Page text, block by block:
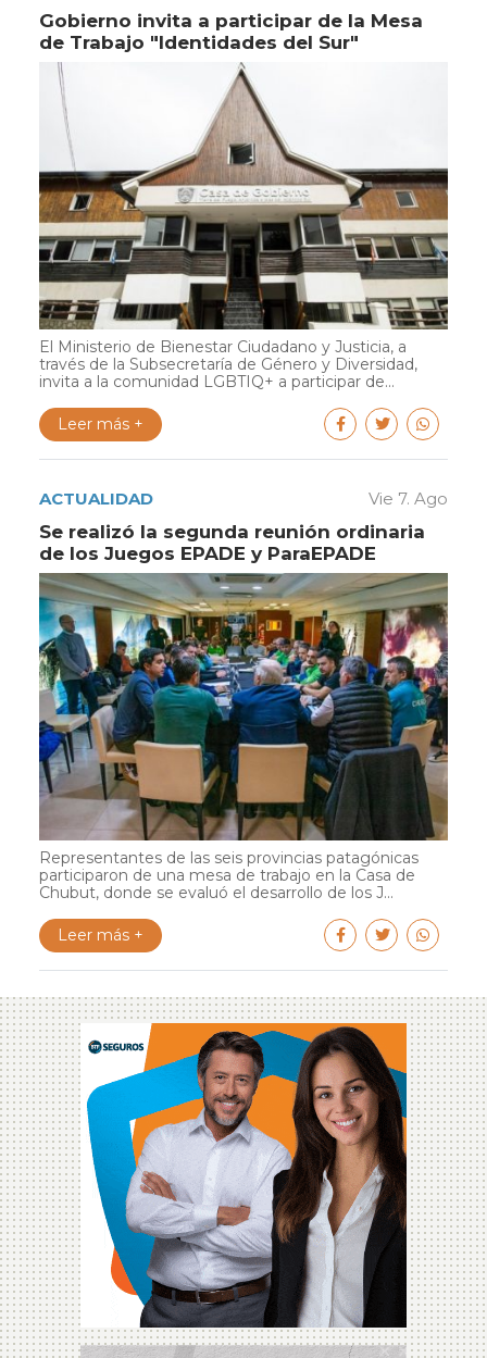
Gobierno invita a participar de la Mesa
de Trabajo "Identidades del Sur"
El Ministerio de Bienestar Ciudadano y Justicia, a
través de la Subsecretaría de Género y Diversidad,
invita a la comunidad LGBTIQ+ a participar de...
Leer más +
ACTUALIDAD Vie 7. Ago
Se realizó la segunda reunión ordinaria
de los Juegos EPADE y ParaEPADE
Representantes de las seis provincias patagónicas
participaron de una mesa de trabajo en la Casa de
Chubut, donde se evaluó el desarrollo de los J...
Leer más +